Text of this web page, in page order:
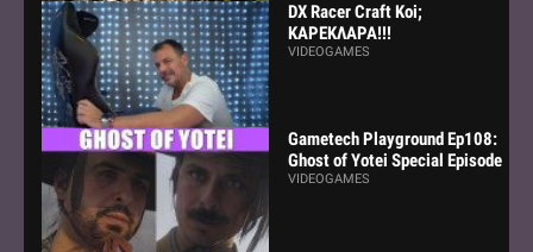
DX Racer Craft Koi;
ΚΑΡΕΚΛΑΡΑ!!!
VIDEOGAMES
Gametech Playground Ep108:
Ghost of Yotei Special Episode
VIDEOGAMES